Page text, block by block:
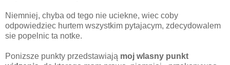
Niemniej, chyba od tego nie uciekne, wiec coby
odpowiedziec hurtem wszystkim pytajacym, zdecydowalem
sie popelnic ta notke.
Ponizsze punkty przedstawiają moj wlasny punkt